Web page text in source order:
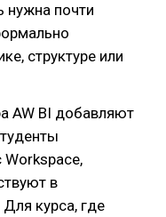
нужна почти
структуре или
AW BI добавляют
Workspace,
в
Для курса, где